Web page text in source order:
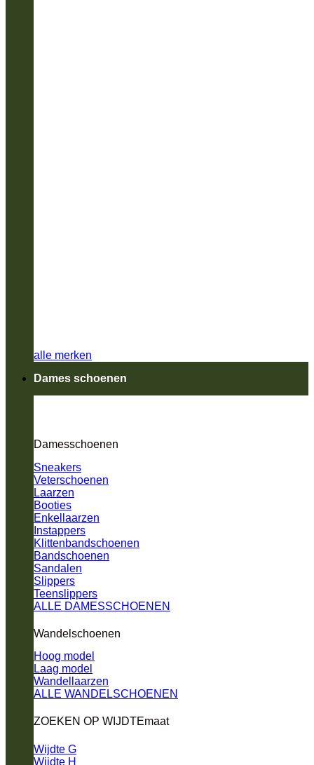
alle merken
Dames schoenen
Damesschoenen
Sneakers
Veterschoenen
Laarzen
Booties
Enkellaarzen
Instappers
Klittenbandschoenen
Bandschoenen
Sandalen
Slippers
Teenslippers
ALLE DAMESSCHOENEN
Wandelschoenen
Hoog model
Laag model
Wandellaarzen
ALLE WANDELSCHOENEN
ZOEKEN OP WIJDTEmaat
Wijdte G
Wijdte H